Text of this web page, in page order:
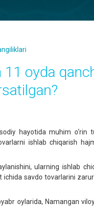
11 oyda
hayotida muhim o‘rin
ishlab chiqarish
ularning ishlab
ichida savdo tovarlarini
oylarida, Namangan